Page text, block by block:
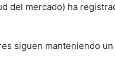
del mercado) ha
siguen manteniendo